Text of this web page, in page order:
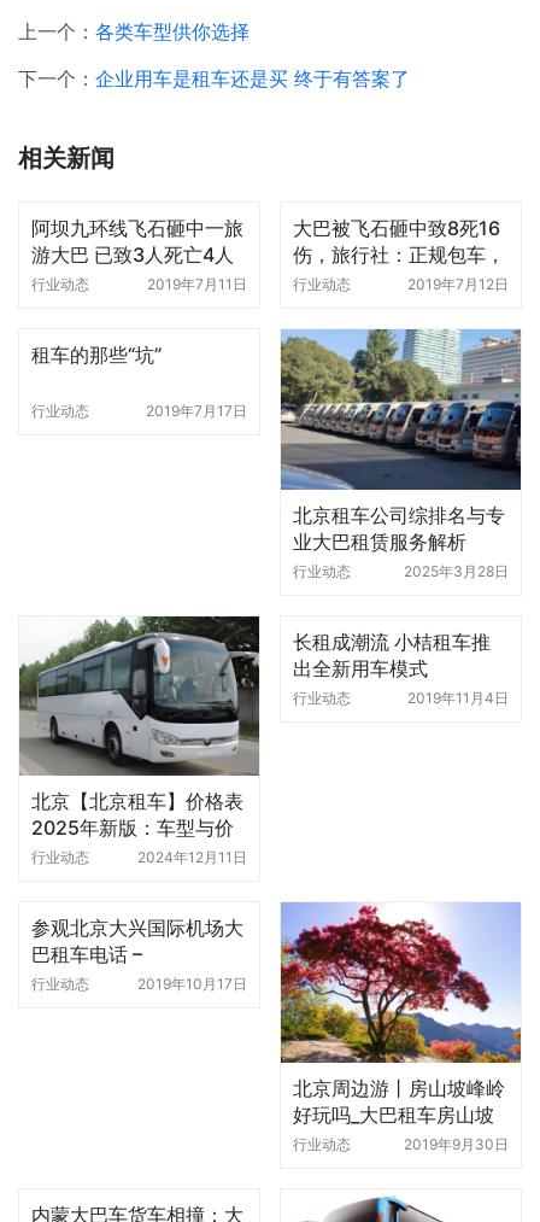
上一个： 各类车型供你选择
下一个： 企业用车是租车还是买 终于有答案了
相关新闻
阿坝九环线飞石砸中一旅
游大巴 已致3人死亡4人
失联
行业动态 2019年7月11日
大巴被飞石砸中致8死16
伤，旅行社：正规包车，
旅客均已投保
行业动态 2019年7月12日
租车的那些“坑”
行业动态 2019年7月17日
北京租车公司综排名与专
业大巴租赁服务解析
行业动态 2025年3月28日
北京【北京租车】价格表
2025年新版：车型与价
格详解
行业动态 2024年12月11日
长租成潮流 小桔租车推
出全新用车模式
行业动态 2019年11月4日
参观北京大兴国际机场大
巴租车电话 –
4006222262
行业动态 2019年10月17日
北京周边游丨房山坡峰岭
好玩吗_大巴租车房山坡
峰岭旅游攻略
行业动态 2019年9月30日
内蒙大巴车货车相撞：大